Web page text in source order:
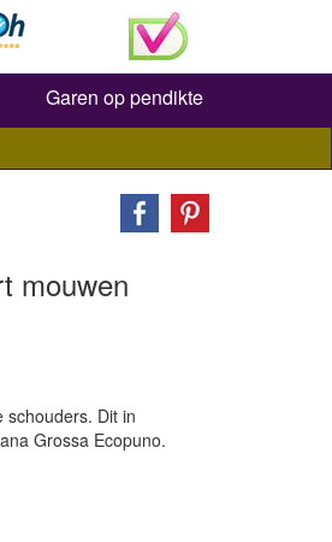
Garen op pendikte
mouwen
schouders. Dit in
Grossa Ecopuno.